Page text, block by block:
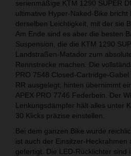
serienmäßige KTM 1290 SUPER
ultimative Hyper-Naked-Bike bricht
derselben Leichtigkeit, mit der sie
Am Ende sind es aber die besten
Suspension, die die KTM 1290
Landstraßen-Matador zum
Rennstrecke machen. Die
PRO 7548 Closed-Cartridge-
RR ausgelegt; hinten übernimmt
APEX PRO 7746 Federbein. Der
Lenkungsdämpfer hält alles unter
30 Klicks präzise einstellen.
Bei dem ganzen Bike wurde
ist auch der Einsitzer-Heckrahmen
gefertigt. Die LED-Rücklichter sind